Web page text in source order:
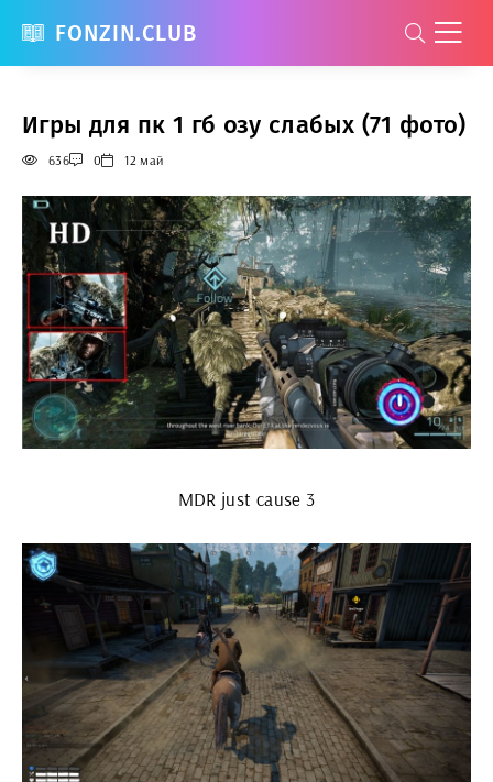
FONZIN.CLUB
Игры для пк 1 гб озу слабых (71 фото)
636 0 12 май
MDR just cause 3